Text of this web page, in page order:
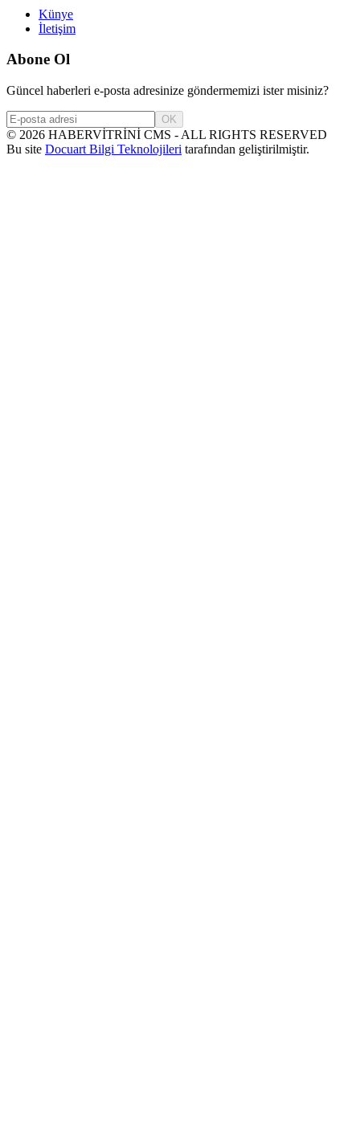
Künye
İletişim
Abone Ol
Güncel haberleri e-posta adresinize göndermemizi ister misiniz?
OK
© 2026 HABERVİTRİNİ CMS - ALL RIGHTS RESERVED
Bu site Docuart Bilgi Teknolojileri tarafından geliştirilmiştir.